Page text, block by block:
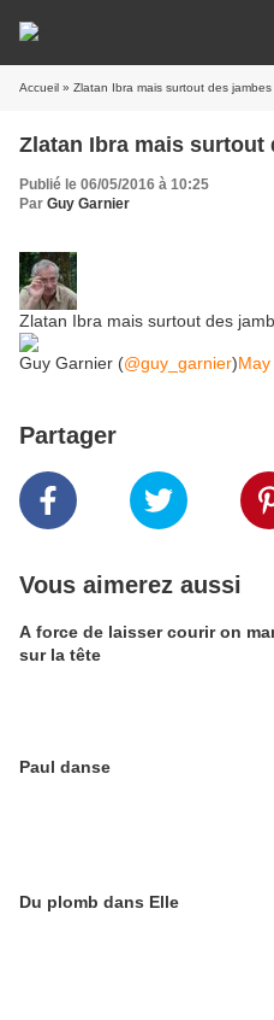
Accueil » Zlatan Ibra mais surtout des jambes
Zlatan Ibra mais surtout
Publié le 06/05/2016 à 10:25
Par Guy Garnier
Zlatan Ibra mais surtout des
Guy Garnier (@guy_garnier)
Partager
Vous aimerez aussi
A force de laisser courir on
sur la tête
Paul danse
Du plomb dans Elle